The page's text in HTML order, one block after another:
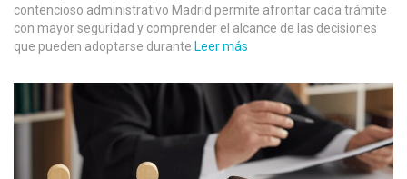
contencioso administrativo Madrid permite afrontar cada trámite
con mayor seguridad y comprender el alcance de las decisiones
que pueden adoptarse durante Leer más